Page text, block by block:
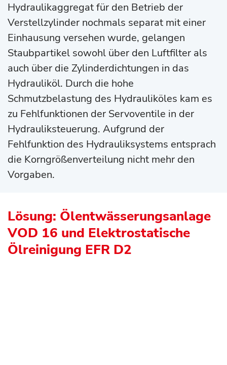
Hydraulikaggregat für den Betrieb der
Verstellzylinder nochmals separat mit einer
Einhausung versehen wurde, gelangen
Staubpartikel sowohl über den Luftfilter als
auch über die Zylinderdichtungen in das
Hydrauliköl. Durch die hohe
Schmutzbelastung des Hydrauliköles kam es
zu Fehlfunktionen der Servoventile in der
Hydrauliksteuerung. Aufgrund der
Fehlfunktion des Hydrauliksystems entsprach
die Korngrößenverteilung nicht mehr den
Vorgaben.
Lösung: Ölentwässerungsanlage
VOD 16 und Elektrostatische
Ölreinigung EFR D2